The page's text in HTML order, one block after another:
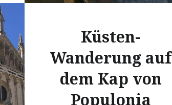
Küsten-
Wanderung auf
dem Kap von
Populonia